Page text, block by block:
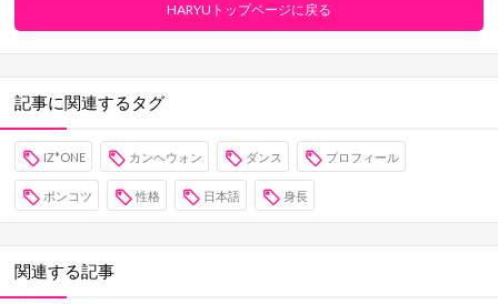
HARYUトップページに戻る
記事に関連するタグ
IZ*ONE カンヘウォン ダンス プロフィール
ポンコツ 性格 日本語 身長
関連する記事